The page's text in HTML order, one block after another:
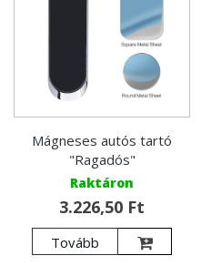
Mágneses autós tartó
"Ragadós"
Raktáron
3.226,50 Ft
Tovább